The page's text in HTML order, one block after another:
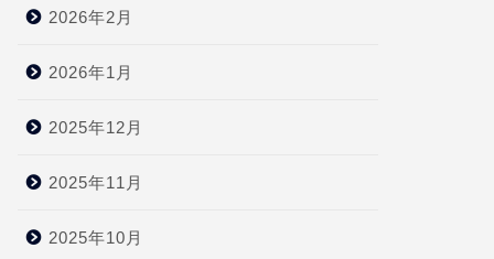
2026年2月
2026年1月
2025年12月
2025年11月
2025年10月